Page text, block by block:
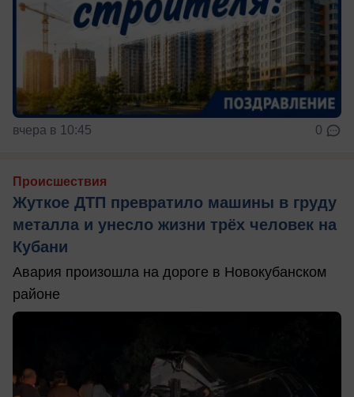
вчера в 10:45 0
Происшествия
Жуткое ДТП превратило машины в груду
металла и унесло жизни трёх человек на
Кубани
Авария произошла на дороге в Новокубанском
районе